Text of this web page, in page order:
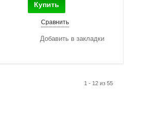
Купить
Сравнить
Добавить в закладки
1 - 12 из 55